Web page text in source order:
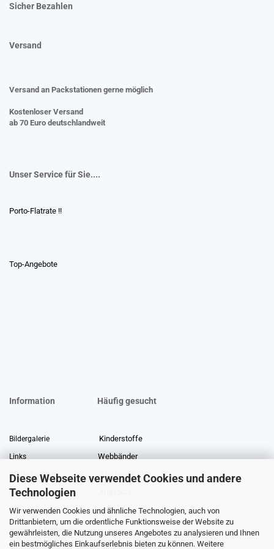
Diese Webseite verwendet Cookies und andere
Technologien
Wir verwenden Cookies und ähnliche Technologien, auch von
Drittanbietern, um die ordentliche Funktionsweise der Website zu
gewährleisten, die Nutzung unseres Angebotes zu analysieren und Ihnen
ein bestmögliches Einkaufserlebnis bieten zu können. Weitere
Sicher Bezahlen
Versand
Versand an Packstationen gerne möglich
Kostenloser Versand
ab 70 Euro deutschlandweit
Unser Service für Sie....
Porto-Flatrate !!
Top-Angebote
Information Häufig gesucht
Bildergalerie Kinderstoffe
Links Webbänder
Stoffe Lexikon Stoffreste
Über uns
Gewerberabatt Meterware
Stoffe auf Rechnung
Information zur Echtheit von Kundenbewertungen